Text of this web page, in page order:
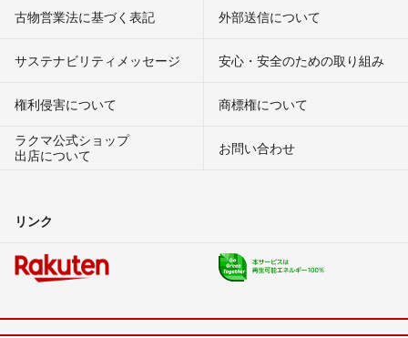
古物営業法に基づく表記 外部送信について
サステナビリティメッセージ 安心・安全のための取り組み
権利侵害について
商標権について
ラクマ公式ショップ
出店について
お問い合わせ
リンク